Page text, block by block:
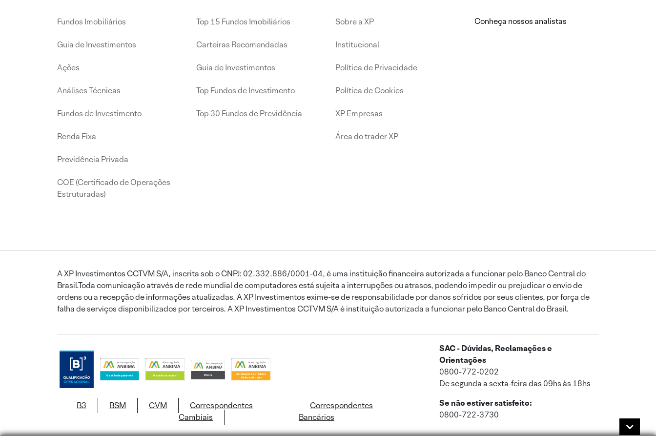
Fundos Imobiliários
Guia de Investimentos
Ações
Análises Técnicas
Fundos de Investimento
Renda Fixa
Previdência Privada
COE (Certificado de Operações
Estruturadas)
Top 15 Fundos Imobiliários
Carteiras Recomendadas
Guia de Investimentos
Top Fundos de Investimento
Top 30 Fundos de Previdência
Sobre a XP
Institucional
Política de Privacidade
Política de Cookies
XP Empresas
Área do trader XP
Conheça nossos analistas
A XP Investimentos CCTVM S/A, inscrita sob o CNPJ: 02.332.886/0001-04, é uma instituição financeira autorizada a funcionar pelo Banco Central do
Brasil.Toda comunicação através de rede mundial de computadores está sujeita a interrupções ou atrasos, podendo impedir ou prejudicar o envio de
ordens ou a recepção de informações atualizadas. A XP Investimentos exime-se de responsabilidade por danos sofridos por seus clientes, por força de
falha de serviços disponibilizados por terceiros. A XP Investimentos CCTVM S/A é instituição autorizada a funcionar pelo Banco Central do Brasil.
B3 BSM CVM
Correspondentes
Cambiais
Correspondentes
Bancários
SAC - Dúvidas, Reclamações e
Orientações
0800-772-0202
De segunda a sexta-feira das 09hs às 18hs
Se não estiver satisfeito:
0800-722-3730